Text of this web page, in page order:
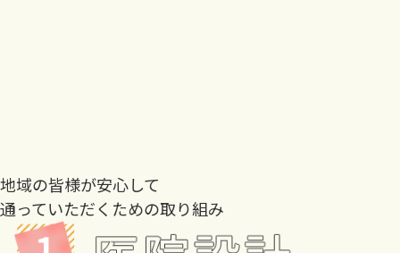
地域の皆様が安心して
通っていただくための取り組み